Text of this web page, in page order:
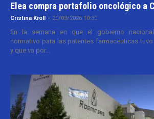
Elea compra portafolio oncológico a
Cristina Kroll - 20/03/2026 10:30
En la semana en que el gobierno
normativo para las patentes farmacéuticas
y que va por...